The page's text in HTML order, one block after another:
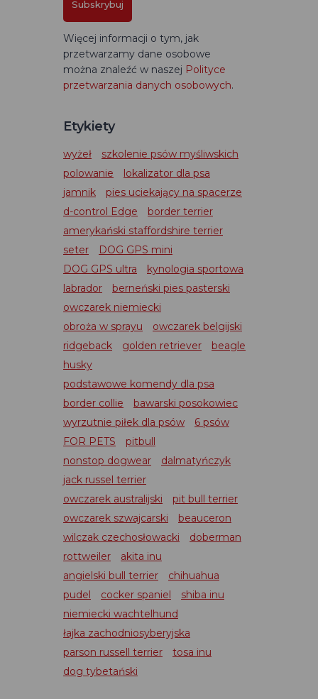
Subskrybuj
Więcej informacji o tym, jak
przetwarzamy dane osobowe
można znaleźć w naszej Polityce
przetwarzania danych osobowych.
Etykiety
wyżeł
szkolenie psów myśliwskich
polowanie
lokalizator dla psa
jamnik
pies uciekający na spacerze
d-control Edge
border terrier
amerykański staffordshire terrier
seter
DOG GPS mini
DOG GPS ultra
kynologia sportowa
labrador
berneński pies pasterski
owczarek niemiecki
obroża w sprayu
owczarek belgijski
ridgeback
golden retriever
beagle
husky
podstawowe komendy dla psa
border collie
bawarski posokowiec
wyrzutnie piłek dla psów
6 psów
FOR PETS
pitbull
nonstop dogwear
dalmatyńczyk
jack russel terrier
owczarek australijski
pit bull terrier
owczarek szwajcarski
beauceron
wilczak czechosłowacki
doberman
rottweiler
akita inu
angielski bull terrier
chihuahua
pudel
cocker spaniel
shiba inu
niemiecki wachtelhund
łajka zachodniosyberyjska
parson russell terrier
tosa inu
dog tybetański